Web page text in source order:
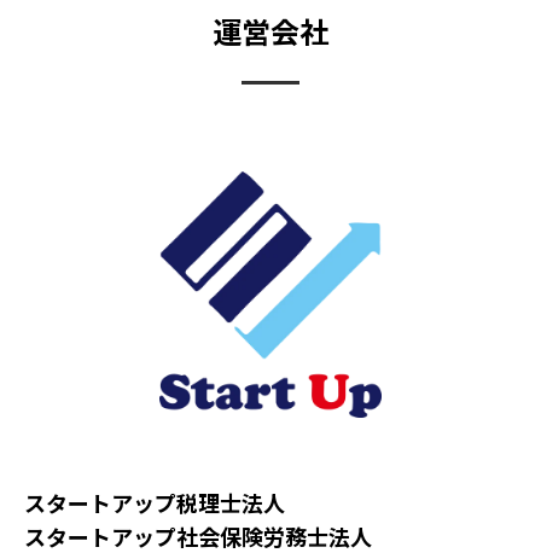
運営会社
スタートアップ税理士法人
スタートアップ社会保険労務士法人